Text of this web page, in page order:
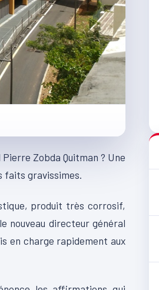
Zobda Quitman ? Une
faits gravissimes.
produit très corrosif,
nouveau directeur général
en charge rapidement aux